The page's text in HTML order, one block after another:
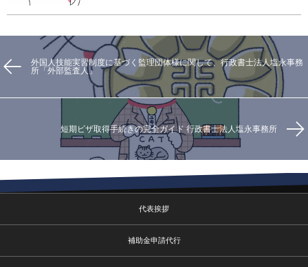
外国人技能実習制度に基づく監理団体様に関して、行政書士法人塩永事務
所「外部監査人」
短期ビザ取得手続きの完全ガイド 行政書士法人塩永事務所
代表挨拶
補助金申請代行